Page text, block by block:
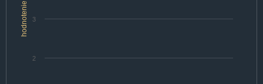
hodnotenie
2
3